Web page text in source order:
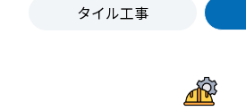
タイル工事